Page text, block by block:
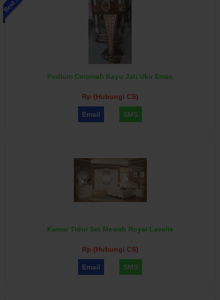
Podium Ceramah Kayu Jati Ukir Emas
Rp (Hubungi CS)
Email SMS
Kamar Tidur Set Mewah Royal Lavelle
Rp (Hubungi CS)
Email SMS